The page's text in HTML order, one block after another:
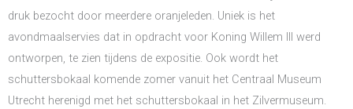
druk bezocht door meerdere oranjeleden. Uniek is het
avondmaalservies dat in opdracht voor Koning Willem III werd
ontworpen, te zien tijdens de expositie. Ook wordt het
schuttersbokaal komende zomer vanuit het Centraal Museum
Utrecht herenigd met het schuttersbokaal in het Zilvermuseum.